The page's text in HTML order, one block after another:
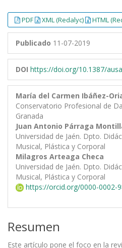
PDF XML (Redalyc) HTML
Publicado 11-07-2019
DOI https://doi.org/10.1387/
María del Carmen Ibáñez-
Conservatorio Profesional de
Granada
Juan Antonio Párraga
Universidad de Jaén. Dpto.
Musical, Plástica y Corporal
Milagros Arteaga Checa
Universidad de Jaén. Dpto.
Musical, Plástica y Corporal
https://orcid.org/0000-0002-
Resumen
Este artículo pone el foco en la